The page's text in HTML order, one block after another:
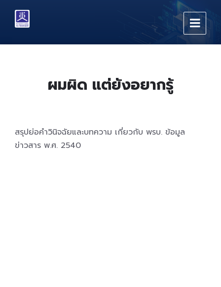
content
main
footer
ผมผิด แต่ยังอยากรู้
สรุปย่อคำวินิจฉัยและบทความ เกี่ยวกับ พรบ. ข้อมูล
ข่าวสาร พ.ศ. 2540